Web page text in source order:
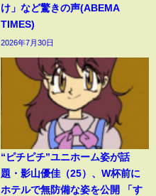
け」など驚きの声(ABEMA
TIMES)
2026年7月30日
“ピチピチ”ユニホーム姿が話
題・影山優佳（25）、W杯前に
ホテルで無防備な姿を公開 「す